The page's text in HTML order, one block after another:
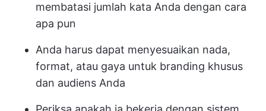
membatasi jumlah kata Anda dengan cara
apa pun
Anda harus dapat menyesuaikan nada,
format, atau gaya untuk branding khusus
dan audiens Anda